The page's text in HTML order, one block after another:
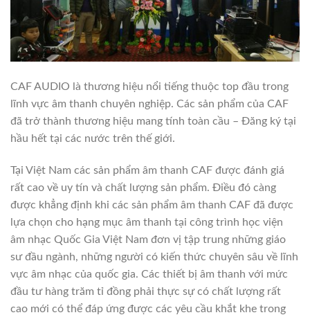
CAF AUDIO là thương hiệu nổi tiếng thuộc top đầu trong
lĩnh vực âm thanh chuyên nghiệp. Các sản phẩm của CAF
đã trở thành thương hiệu mang tính toàn cầu – Đăng ký tại
hầu hết tại các nước trên thế giới.
Tại Việt Nam các sản phẩm âm thanh CAF được đánh giá
rất cao về uy tín và chất lượng sản phẩm. Điều đó càng
được khẳng định khi các sản phẩm âm thanh CAF đã được
lựa chọn cho hạng mục âm thanh tại công trình học viện
âm nhạc Quốc Gia Việt Nam đơn vị tập trung những giáo
sư đầu ngành, những người có kiến thức chuyên sâu về lĩnh
vực âm nhạc của quốc gia. Các thiết bị âm thanh với mức
đầu tư hàng trăm tỉ đồng phải thực sự có chất lượng rất
cao mới có thể đáp ứng được các yêu cầu khắt khe trong